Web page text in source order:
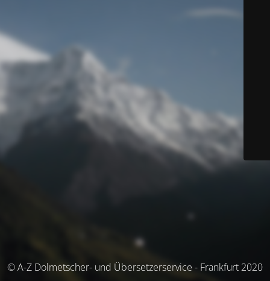
© A-Z Dolmetscher- und Übersetzerservice - Frankfurt 2020